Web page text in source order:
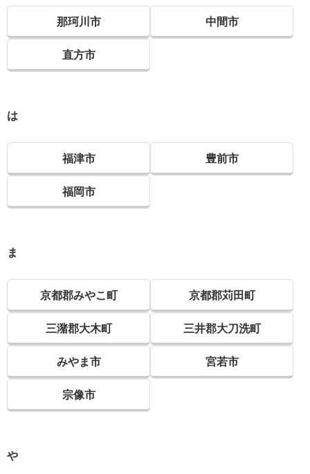
那珂川市 中間市
直方市
は
福津市 豊前市
福岡市
ま
京都郡みやこ町 京都郡苅田町
三潴郡大木町 三井郡大刀洗町
みやま市 宮若市
宗像市
や